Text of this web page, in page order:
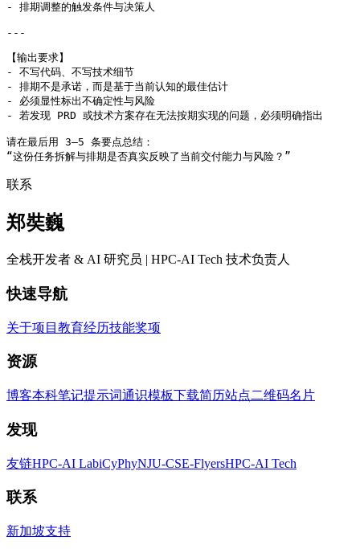
- 排期调整的触发条件与决策人
---
【输出要求】
- 不写代码、不写技术细节
- 排期不是承诺，而是基于当前认知的最佳估计
- 必须显性标出不确定性与风险
- 若发现 PRD 或技术方案存在无法按期实现的问题，必须明确指出
请在最后用 3–5 条要点总结：
“这份任务拆解与排期是否真实反映了当前交付能力与风险？”
联系
郑奘巍
全栈开发者 & AI 研究员 | HPC-AI Tech 技术负责人
快速导航
关于项目 教育经历技能奖项
资源
博客本科笔记提示词通识模板下载简历站点二维码名片
发现
友链HPC-AI LabiCyPhyNJU-CSE-FlyersHPC-AI Tech
联系
新加坡支持